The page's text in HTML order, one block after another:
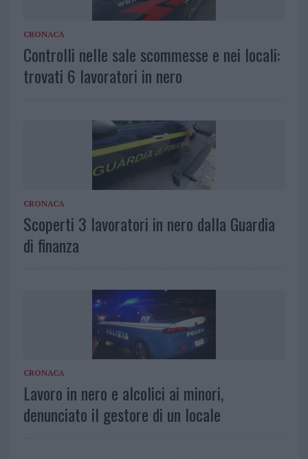
CRONACA
Controlli nelle sale scommesse e nei locali:
trovati 6 lavoratori in nero
CRONACA
Scoperti 3 lavoratori in nero dalla Guardia
di finanza
CRONACA
Lavoro in nero e alcolici ai minori,
denunciato il gestore di un locale